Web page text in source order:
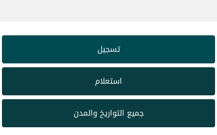
تسجيل
استعلام
جميع التواريخ والمدن